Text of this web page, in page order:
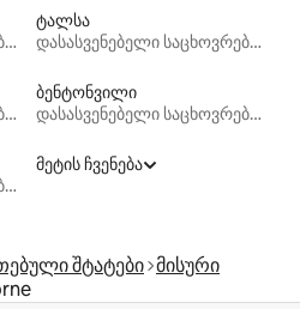
დასასვენებელი საცხოვრებლები
ტალსა
დასასვენებელი საცხოვრებლები
დასასვენებელი საცხოვრებლები
ბენტონვილი
დასასვენებელი საცხოვრებლები
დასასვენებელი საცხოვრებლები
მეტის ჩვენება
შტატები მისური